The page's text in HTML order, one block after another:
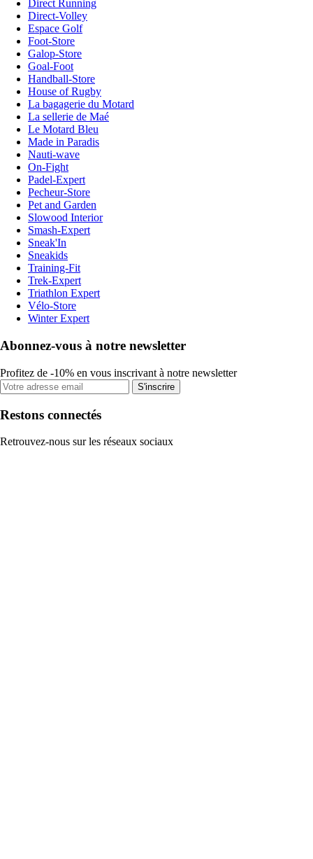
Direct Running
Direct-Volley
Espace Golf
Foot-Store
Galop-Store
Goal-Foot
Handball-Store
House of Rugby
La bagagerie du Motard
La sellerie de Maé
Le Motard Bleu
Made in Paradis
Nauti-wave
On-Fight
Padel-Expert
Pecheur-Store
Pet and Garden
Slowood Interior
Smash-Expert
Sneak'In
Sneakids
Training-Fit
Trek-Expert
Triathlon Expert
Vélo-Store
Winter Expert
Abonnez-vous à notre newsletter
Profitez de -10% en vous inscrivant à notre newsletter
S'inscrire
Restons connectés
Retrouvez-nous sur les réseaux sociaux